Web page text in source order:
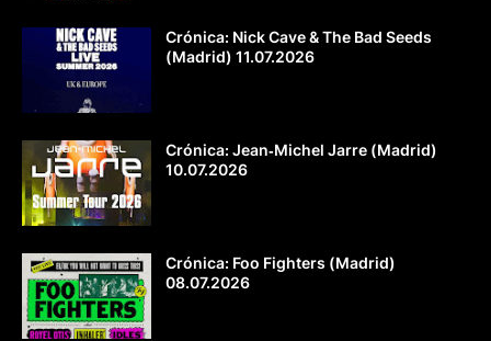
Crónica: Nick Cave & The Bad Seeds
(Madrid) 11.07.2026
Crónica: Jean‐Michel Jarre (Madrid)
10.07.2026
Crónica: Foo Fighters (Madrid)
08.07.2026